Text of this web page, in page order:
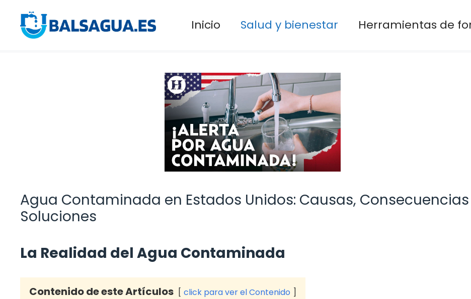
contenido
Inicio Salud y bienestar Herramientas de
Agua Contaminada en Estados Unidos: Causas,
Soluciones
La Realidad del Agua Contaminada
Contenido de este Artículos click para ver el Contenido